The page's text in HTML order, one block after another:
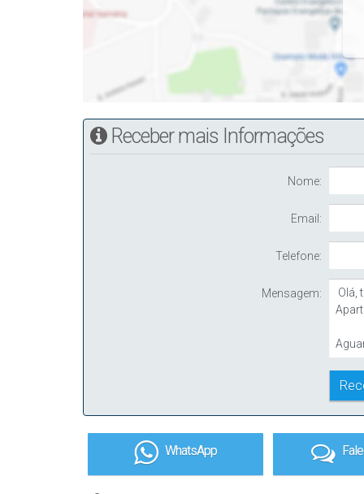
Receber mais Informações
Nome:
Email:
Telefone:
Mensagem:
WhatsApp